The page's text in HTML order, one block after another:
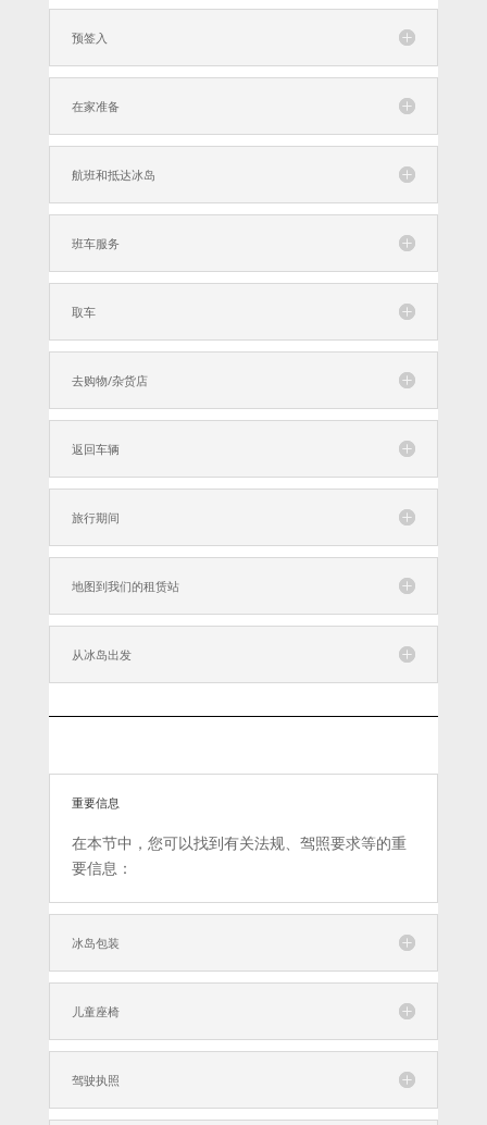
预签入
在家准备
航班和抵达冰岛
班车服务
取车
去购物/杂货店
返回车辆
旅行期间
地图到我们的租赁站
从冰岛出发
重要信息
在本节中，您可以找到有关法规、驾照要求等的重
要信息：
冰岛包装
儿童座椅
驾驶执照